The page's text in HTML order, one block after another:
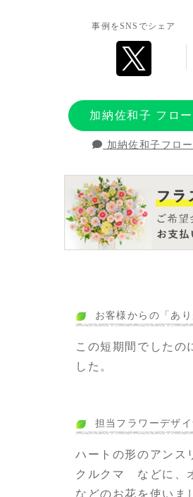
事例をSNSでシェア
加納佐和子 フロ
加納佐和子フロ
お客様からの「あ
この短期間でしたの
した。
担当フラワーデザ
ハートの形のアン
クルクマ などに、
などのお花を使いま